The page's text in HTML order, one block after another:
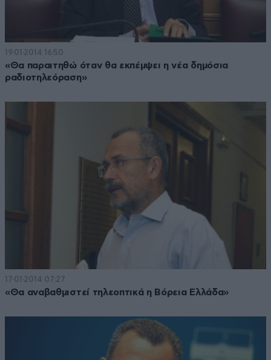
19·01·2014 16:50
«Θα παραιτηθώ όταν θα εκπέμψει η νέα δημόσια
ραδιοτηλεόραση»
17·01·2014 07:27
«Θα αναβαθμιστεί τηλεοπτικά η Βόρεια Ελλάδα»